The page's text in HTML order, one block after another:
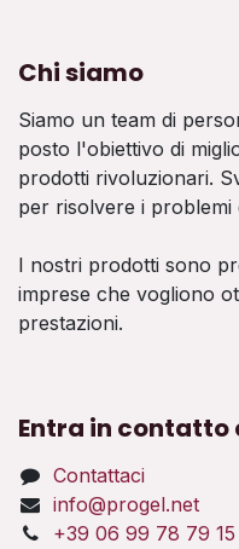
Chi siamo
Siamo un team di
posto l'obiettivo di
prodotti rivoluzionari.
per risolvere i problemi
I nostri prodotti sono
imprese che vogliono
prestazioni.
Entra in contatto
Contattaci
info@progel.net
+39 06 99 78 79 15